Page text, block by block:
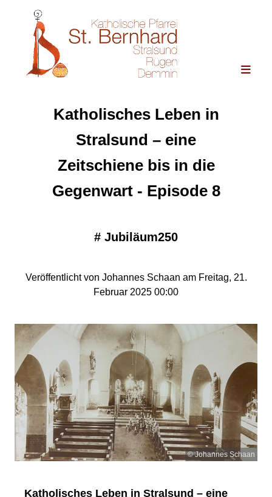
Katholisches Leben in
Stralsund – eine
Zeitschiene bis in die
Gegenwart - Episode 8
# Jubiläum250
Veröffentlicht von Johannes Schaan am Freitag, 21.
Februar 2025 00:00
© Johannes Schaan
Katholisches Leben in Stralsund – eine